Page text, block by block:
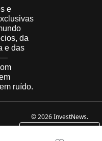
e
da
e das
—
ruído.
© 2026 InvestNews.